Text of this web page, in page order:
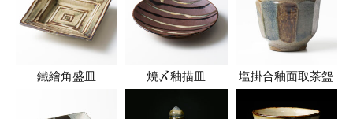
鐵繪角盛皿 焼〆釉描皿 塩掛合釉面取茶盌